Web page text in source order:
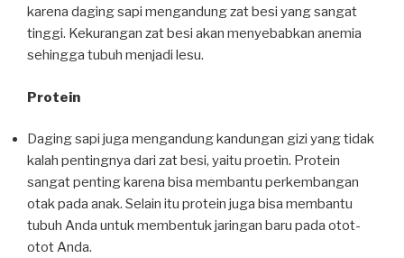
karena daging sapi mengandung zat besi yang sangat
tinggi. Kekurangan zat besi akan menyebabkan anemia
sehingga tubuh menjadi lesu.
Protein
Daging sapi juga mengandung kandungan gizi yang tidak
kalah pentingnya dari zat besi, yaitu proetin. Protein
sangat penting karena bisa membantu perkembangan
otak pada anak. Selain itu protein juga bisa membantu
tubuh Anda untuk membentuk jaringan baru pada otot-
otot Anda.